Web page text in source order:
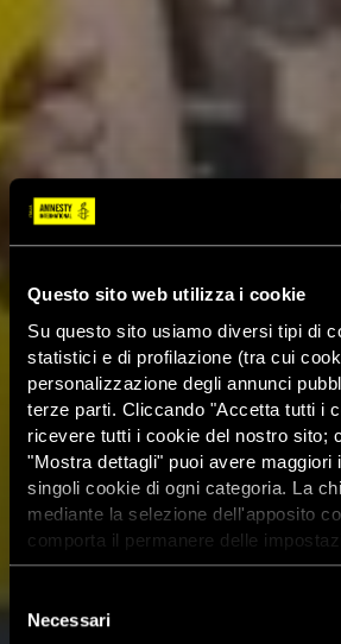
Questo sito web utilizza i cookie
Su questo sito usiamo diversi tipi di
statistici e di profilazione (tra cui
personalizzazione degli annunci
terze parti. Cliccando "Accetta tutti i
ricevere tutti i cookie del nostro sito;
"Mostra dettagli" puoi avere maggiori
singoli cookie di ogni categoria. La
mediante la selezione dell'apposito
comporta il permanere delle
dunque la continuazione della
dei cookie attivi sul sito clicca
delNecessari